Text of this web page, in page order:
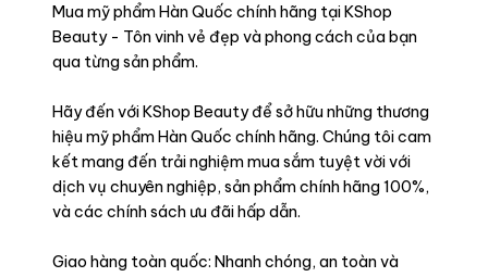
Mua mỹ phẩm Hàn Quốc chính hãng tại KShop
Beauty - Tôn vinh vẻ đẹp và phong cách của bạn
qua từng sản phẩm.
Hãy đến với KShop Beauty để sở hữu những thương
hiệu mỹ phẩm Hàn Quốc chính hãng. Chúng tôi cam
kết mang đến trải nghiệm mua sắm tuyệt vời với
dịch vụ chuyên nghiệp, sản phẩm chính hãng 100%,
và các chính sách ưu đãi hấp dẫn.
Giao hàng toàn quốc: Nhanh chóng, an toàn và